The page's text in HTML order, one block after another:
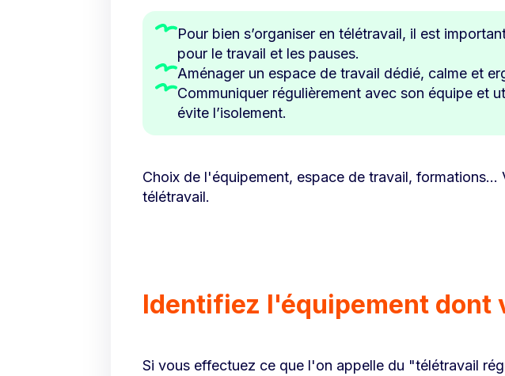
Pour bien s’organiser en télétravail, il est
pour le travail et les pauses.
Aménager un espace de travail dédié, calme et
Communiquer régulièrement avec son équipe et
évite l’isolement.
Choix de l'équipement, espace de travail,
télétravail.
Identifiez l'équipement dont
Si vous effectuez ce que l'on appelle du "télétravail